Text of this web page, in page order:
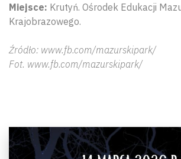
Miejsce: Krutyń. Ośrodek Edukacji
Krajobrazowego.
Źródło: www.fb.com/mazurskipark/
Fot. www.fb.com/mazurskipark/